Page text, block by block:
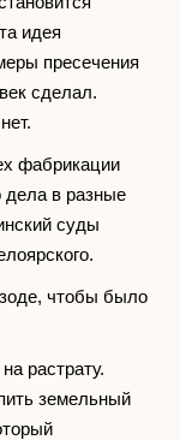
идея
пресечения
сделал.
фабрикации
дела в разные
суды
чтобы было
растрату.
земельный